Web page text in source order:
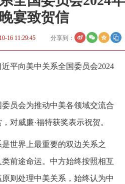
宴致贺信
16 11:29:45 分享到：
平向美中关系全国委员会2024
员会为推动中美各领域交流合
对威廉·福特获奖表示祝贺。
世界上最重要的双边关系之
前途命运。中方始终按照相互
则处理中美关系，始终认为中